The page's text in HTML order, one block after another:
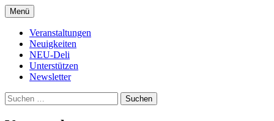
Zum
Inhalt
springen
NeuDeli Einbeck
Menü
Veranstaltungen
Neuigkeiten
NEU-Deli
Unterstützen
Newsletter
Suchen
nach: